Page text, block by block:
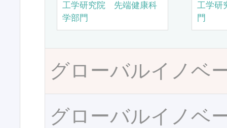
工学研究院 先端健康科
学部門
工学研
門
グローバルイノベ
グローバルイノベ